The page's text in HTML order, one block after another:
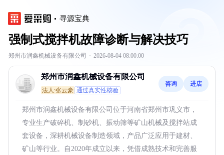
寻源宝典
强制式搅拌机故障诊断与解决技巧
郑州市润鑫机械设备有限公司 · 2026-08-04 08:00:00
郑州市润鑫机械设备有限公司
法人:张云豪 通过真实性核验
咨询 进店
郑州市润鑫机械设备有限公司位于河南省郑州市巩义市，
专业生产破碎机、制砂机、振动筛等矿山机械及搅拌站成
套设备，深耕机械设备制造领域，产品广泛应用于建材、
矿山等行业。自2020年成立以来，凭借成熟技术和完善服